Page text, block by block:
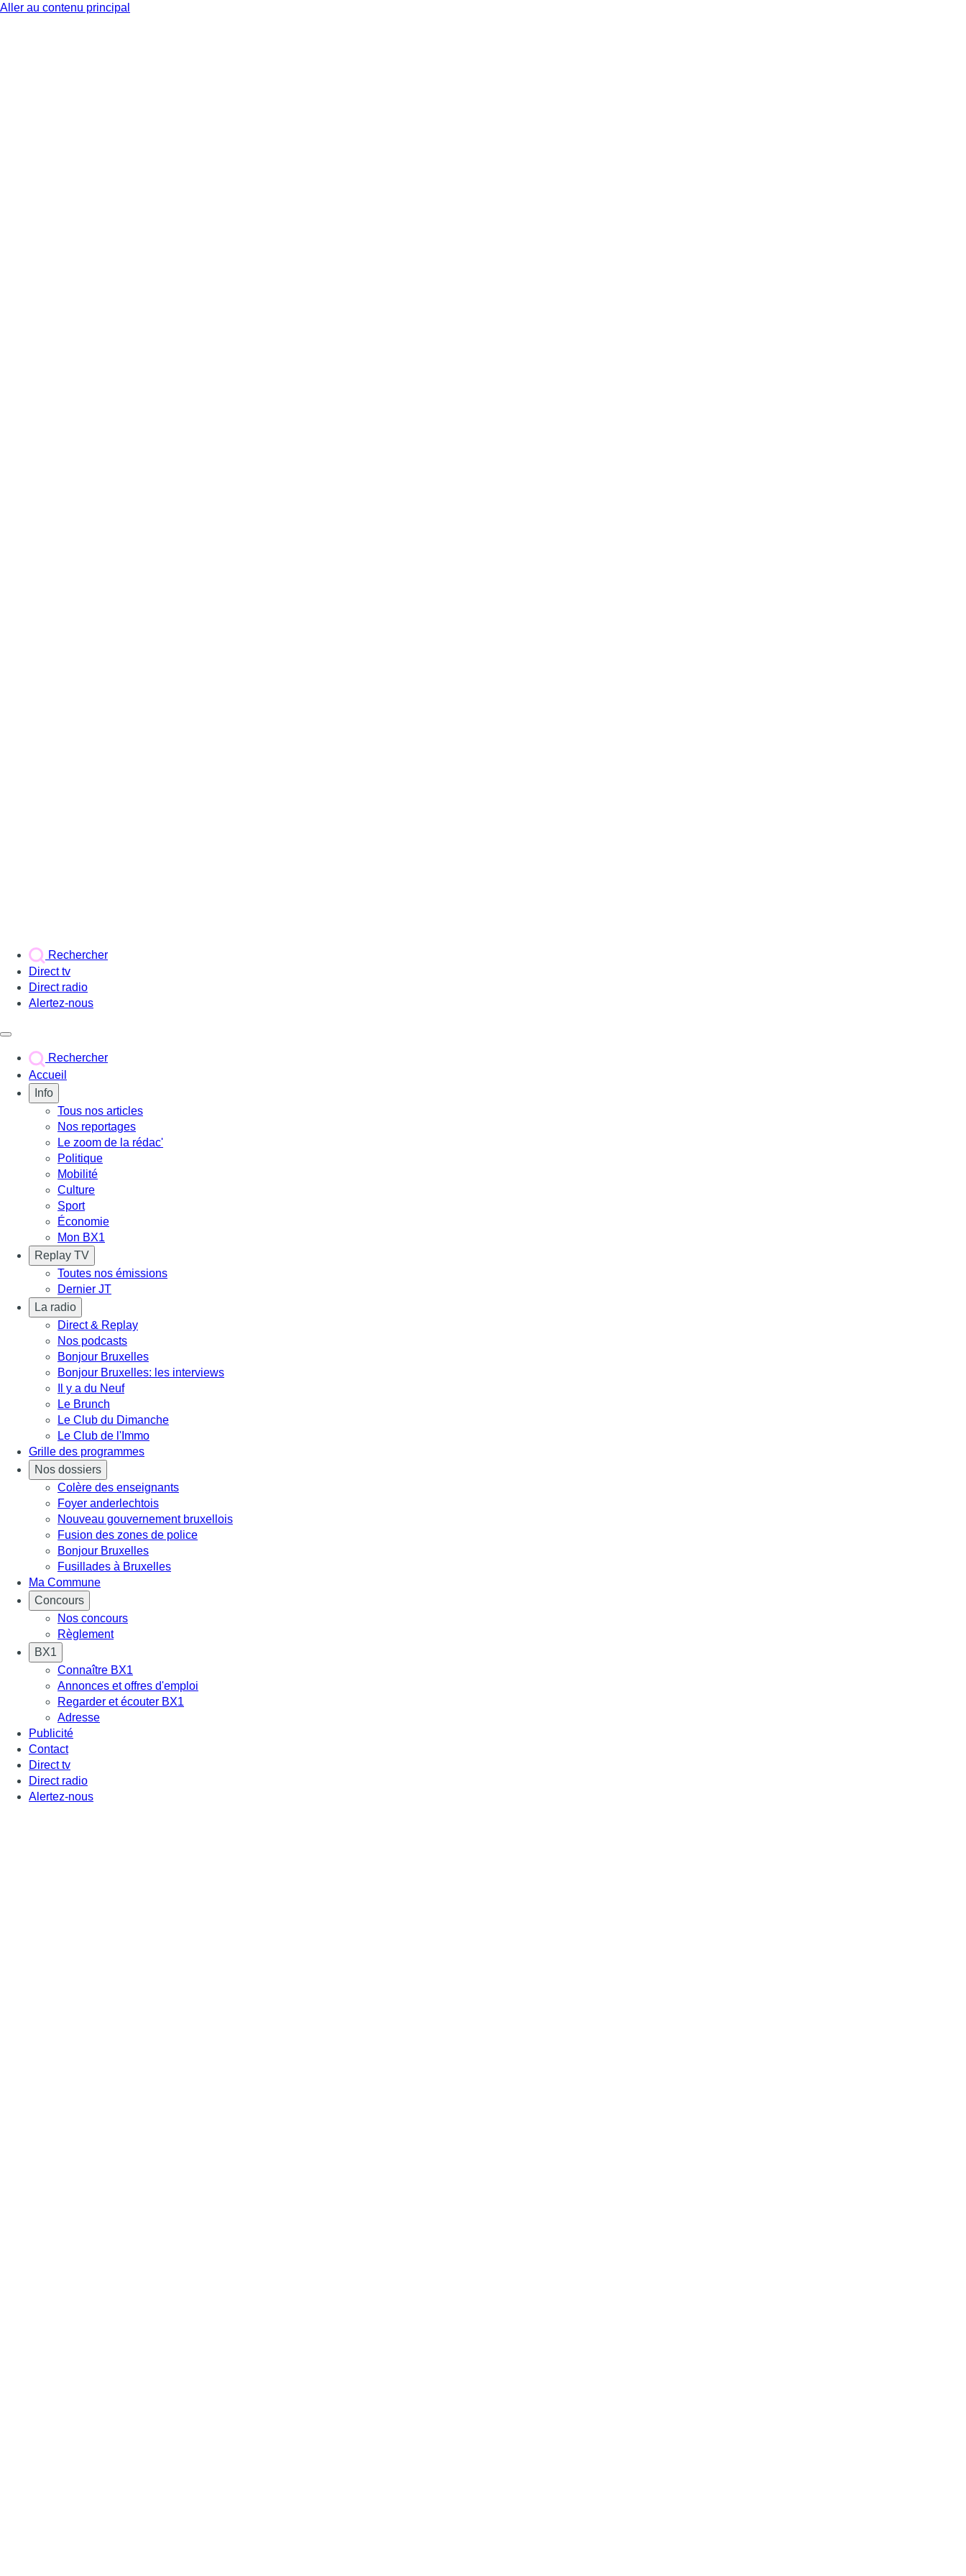
Aller au contenu principal
Rechercher
Direct tv
Direct radio
Alertez-nous
Rechercher
Accueil
Info
Tous nos articles
Nos reportages
Le zoom de la rédac'
Politique
Mobilité
Culture
Sport
Économie
Mon BX1
Replay TV
Toutes nos émissions
Dernier JT
La radio
Direct & Replay
Nos podcasts
Bonjour Bruxelles
Bonjour Bruxelles: les interviews
Il y a du Neuf
Le Brunch
Le Club du Dimanche
Le Club de l'Immo
Grille des programmes
Nos dossiers
Colère des enseignants
Foyer anderlechtois
Nouveau gouvernement bruxellois
Fusion des zones de police
Bonjour Bruxelles
Fusillades à Bruxelles
Ma Commune
Concours
Nos concours
Règlement
BX1
Connaître BX1
Annonces et offres d'emploi
Regarder et écouter BX1
Adresse
Publicité
Contact
Direct tv
Direct radio
Alertez-nous